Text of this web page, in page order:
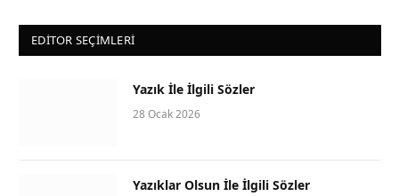
EDITOR SEÇIMLERI
Yazık İle İlgili Sözler
28 Ocak 2026
Yazıklar Olsun İle İlgili Sözler